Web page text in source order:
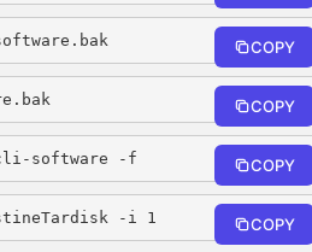
COPY
COPY
software -f COPY
-i 1 COPY